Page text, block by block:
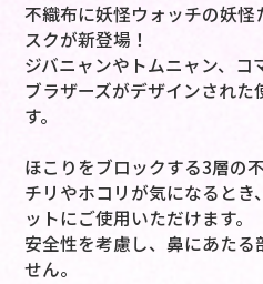
不織布に妖怪ウォッチの妖
スクが新登場！
ジバニャンやトムニャン、
ブラザーズがデザインされ
す。
ほこりをブロックする3層の
チリやホコリが気になると
ットにご使用いただけます。
安全性を考慮し、鼻にあた
せん。